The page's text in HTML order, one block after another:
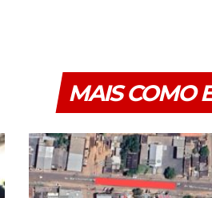
MAIS COMO